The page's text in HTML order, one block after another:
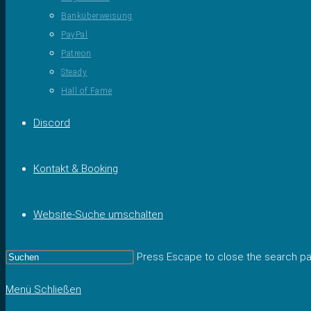
Banküberweisung
PayPal
Patreon
Steady
Hall of Fame
Discord
Kontakt & Booking
Website-Suche umschalten
Press Escape to close the search
Menü Schließen